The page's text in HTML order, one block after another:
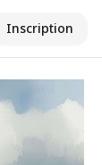
Inscription